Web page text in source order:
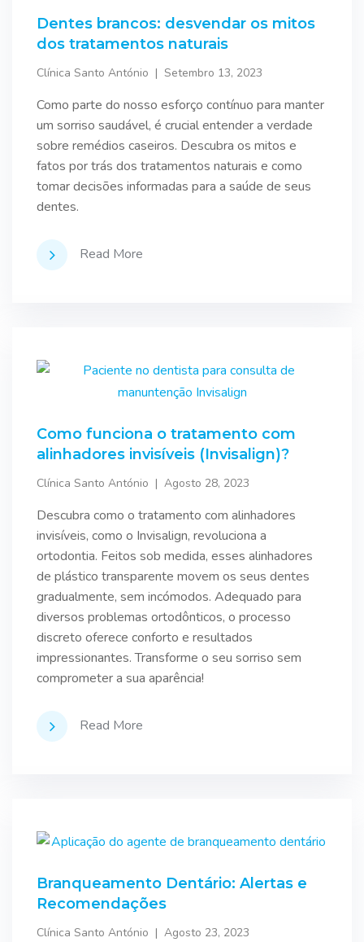
Dentes brancos: desvendar os mitos
dos tratamentos naturais
Clínica Santo António Setembro 13, 2023
Como parte do nosso esforço contínuo para manter
um sorriso saudável, é crucial entender a verdade
sobre remédios caseiros. Descubra os mitos e
fatos por trás dos tratamentos naturais e como
tomar decisões informadas para a saúde de seus
dentes.
Read More
Como funciona o tratamento com
alinhadores invisíveis (Invisalign)?
Clínica Santo António Agosto 28, 2023
Descubra como o tratamento com alinhadores
invisíveis, como o Invisalign, revoluciona a
ortodontia. Feitos sob medida, esses alinhadores
de plástico transparente movem os seus dentes
gradualmente, sem incómodos. Adequado para
diversos problemas ortodônticos, o processo
discreto oferece conforto e resultados
impressionantes. Transforme o seu sorriso sem
comprometer a sua aparência!
Read More
Branqueamento Dentário: Alertas e
Recomendações
Clínica Santo António Agosto 23, 2023